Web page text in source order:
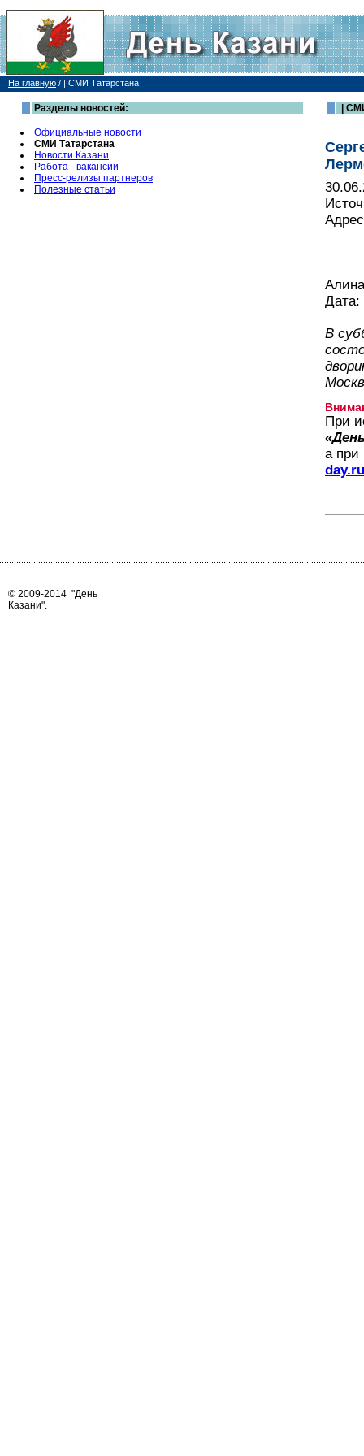
На главную / | СМИ Татарстана
Разделы новостей:
Официальные новости
СМИ Татарстана
Новости Казани
Работа - вакансии
Пресс-релизы партнеров
Полезные статьи
|
Дата:
В
При
а при
day.ru
© 2009-2014 "День
Казани".